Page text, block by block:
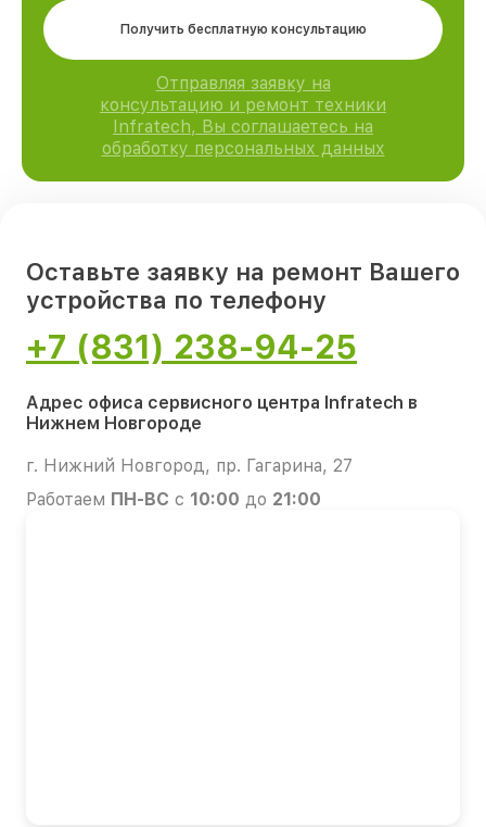
Получить бесплатную консультацию
Отправляя заявку на
консультацию и ремонт техники
Infratech, Вы соглашаетесь на
обработку персональных данных
Оставьте заявку на ремонт Вашего
устройства по телефону
+7 (831) 238-94-25
Адрес офиса сервисного центра Infratech в
Нижнем Новгороде
г. Нижний Новгород, пр. Гагарина, 27
Работаем ПН-ВС с 10:00 до 21:00